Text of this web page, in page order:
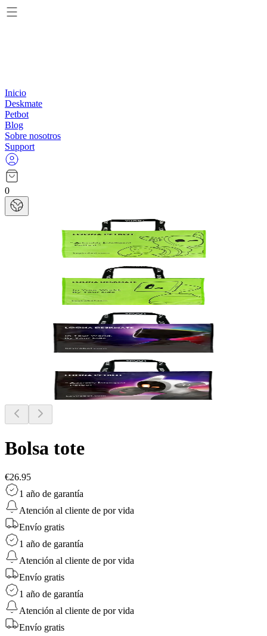
Inicio
Deskmate
Petbot
Blog
Sobre nosotros
Support
0
Bolsa tote
€26.95
1 año de garantía
Atención al cliente de por vida
Envío gratis
1 año de garantía
Atención al cliente de por vida
Envío gratis
1 año de garantía
Atención al cliente de por vida
Envío gratis